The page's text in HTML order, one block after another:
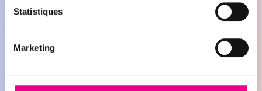
Statistiques
Marketing
coordonnées complètes et des liens